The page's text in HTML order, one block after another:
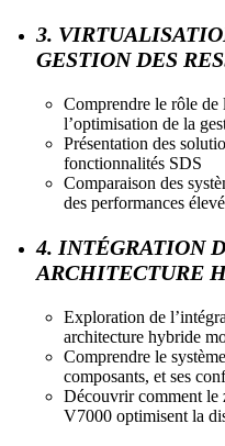
3.
GESTION DES
Comprendre le rôle de
l’optimisation de la
Présentation des
fonctionnalités SDS
Comparaison des
des performances
4. INTÉGRATION
ARCHITECTURE
Exploration de
architecture hybride
Comprendre le
composants, et ses
Découvrir comment le
V7000 optimisent la